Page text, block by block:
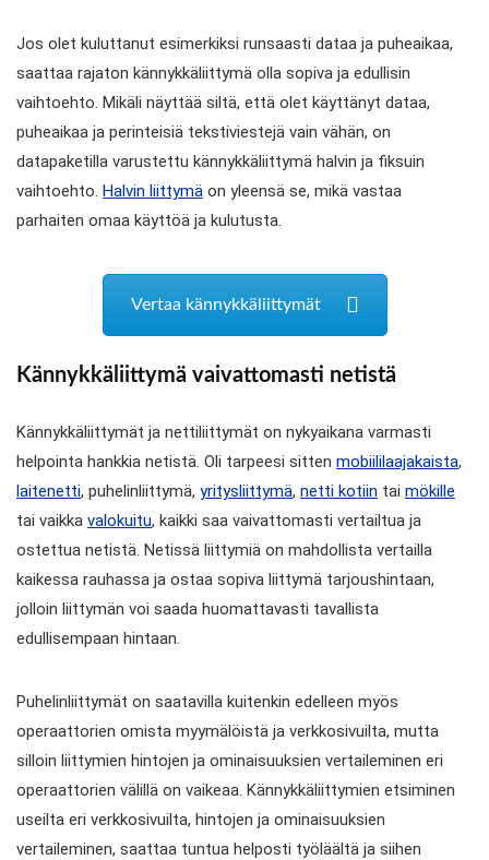
Jos olet kuluttanut esimerkiksi runsaasti dataa ja puheaikaa,
saattaa rajaton kännykkäliittymä olla sopiva ja edullisin
vaihtoehto. Mikäli näyttää siltä, että olet käyttänyt dataa,
puheaikaa ja perinteisiä tekstiviestejä vain vähän, on
datapaketilla varustettu kännykkäliittymä halvin ja fiksuin
vaihtoehto. Halvin liittymä on yleensä se, mikä vastaa
parhaiten omaa käyttöä ja kulutusta.
Vertaa kännykkäliittymät
Kännykkäliittymä vaivattomasti netistä
Kännykkäliittymät ja nettiliittymät on nykyaikana varmasti
helpointa hankkia netistä. Oli tarpeesi sitten mobiililaajakaista,
laitenetti, puhelinliittymä, yritysliittymä, netti kotiin tai mökille
tai vaikka valokuitu, kaikki saa vaivattomasti vertailtua ja
ostettua netistä. Netissä liittymiä on mahdollista vertailla
kaikessa rauhassa ja ostaa sopiva liittymä tarjoushintaan,
jolloin liittymän voi saada huomattavasti tavallista
edullisempaan hintaan.
Puhelinliittymät on saatavilla kuitenkin edelleen myös
operaattorien omista myymälöistä ja verkkosivuilta, mutta
silloin liittymien hintojen ja ominaisuuksien vertaileminen eri
operaattorien välillä on vaikeaa. Kännykkäliittymien etsiminen
useilta eri verkkosivuilta, hintojen ja ominaisuuksien
vertaileminen, saattaa tuntua helposti työläältä ja siihen